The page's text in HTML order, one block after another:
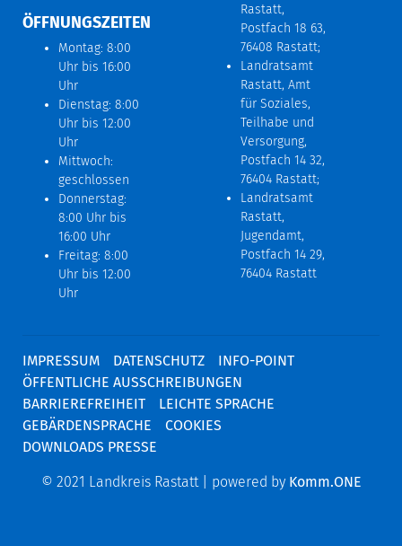
ÖFFNUNGSZEITEN
Montag: 8:00
Uhr bis 16:00
Uhr
Dienstag: 8:00
Uhr bis 12:00
Uhr
Mittwoch:
geschlossen
Donnerstag:
8:00 Uhr bis
16:00 Uhr
Freitag: 8:00
Uhr bis 12:00
Uhr
Rastatt,
Postfach 18 63,
76408 Rastatt;
Landratsamt
Rastatt, Amt
für Soziales,
Teilhabe und
Versorgung,
Postfach 14 32,
76404 Rastatt;
Landratsamt
Rastatt,
Jugendamt,
Postfach 14 29,
76404 Rastatt
IMPRESSUM DATENSCHUTZ
INFO-POINT
ÖFFENTLICHE AUSSCHREIBUNGEN
BARRIEREFREIHEIT
LEICHTE SPRACHE
GEBÄRDENSPRACHE
COOKIES
DOWNLOADS PRESSE
© 2021 Landkreis Rastatt | powered by Komm.ONE